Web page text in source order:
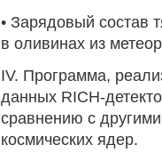
• Зарядовый состав
в оливинах из
IV. Программа,
данных RICH-
сравнению с
космических ядер.